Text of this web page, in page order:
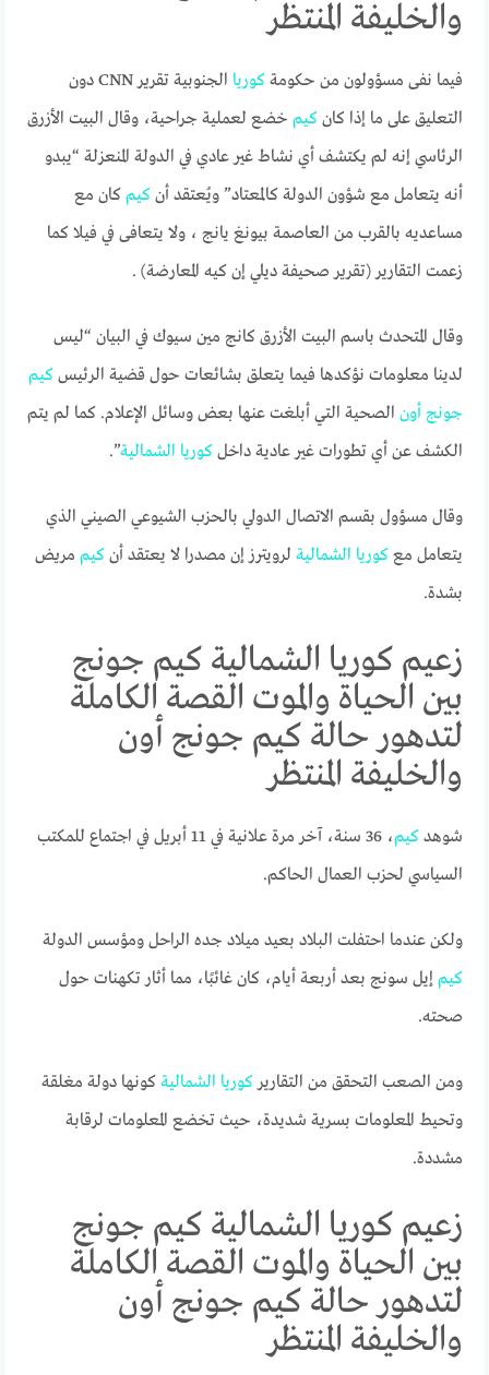
والخليفة المنتظر
فيما نفى مسؤولون من حكومةكوريا
الجنوبية تقرير CNN دون
التعليق على ما إذا كانكيم خضع لعملية جراحية، وقال البيت الأزرق
الرئاسي إنه لم يكتشف أي نشاط غير عادي في الدولة المنعزلة “يبدو
أنه يتعامل مع شؤون الدولة كالمعتاد” ويُعتقد أنكيم كان مع
مساعديه بالقرب من العاصمة بيونغ يانج ، ولا يتعافى في فيلا كما
زعمت التقارير (تقرير صحيفة ديلي إن كيه المعارضة) .
وقال المتحدث باسم البيت الأزرق كانج مين سيوك في البيان “ليس
لدينا معلومات نؤكدها فيما يتعلق بشائعات حول قضية الرئيسكيم
جونج أون الصحية التي أبلغت عنها بعض وسائل الإعلام. كما لم يتم
الكشف عن أي تطورات غير عادية داخلكوريا الشمالية”.
وقال مسؤول بقسم الاتصال الدولي بالحزب الشيوعي الصيني الذي
يتعامل معكوريا الشمالية لرويترز إن مصدرا لا يعتقد أنكيم مريض
بشدة.
زعيم كوريا الشمالية كيم جونج
بين الحياة والموت القصة الكاملة
لتدهور حالة كيم جونج أون
والخليفة المنتظر
شوهدكيم
، 36 سنة، آخر مرة علانية في 11 أبريل في اجتماع للمكتب
السياسي لحزب العمال الحاكم.
ولكن عندما احتفلت البلاد بعيد ميلاد جده الراحل ومؤسس الدولة
كيم إيل سونج بعد أربعة أيام، كان غائبًا، مما أثار تكهنات حول
صحته.
ومن الصعب التحقق من التقاريركوريا الشمالية كونها دولة مغلقة
وتحيط المعلومات بسرية شديدة، حيث تخضع المعلومات لرقابة
مشددة.
زعيم كوريا الشمالية كيم جونج
بين الحياة والموت القصة الكاملة
لتدهور حالة كيم جونج أون
والخليفة المنتظر